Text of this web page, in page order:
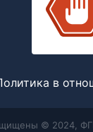
в
© 2024,